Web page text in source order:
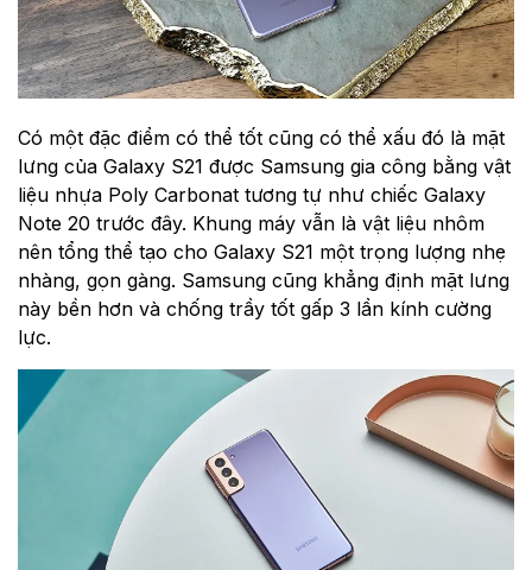
Có một đặc điểm có thể tốt cũng có thể xấu đó là mặt
lưng của Galaxy S21 được Samsung gia công bằng vật
liệu nhựa Poly Carbonat tương tự như chiếc Galaxy
Note 20 trước đây. Khung máy vẫn là vật liệu nhôm
nên tổng thể tạo cho Galaxy S21 một trọng lượng nhẹ
nhàng, gọn gàng. Samsung cũng khẳng định mặt lưng
này bền hơn và chống trầy tốt gấp 3 lần kính cường
lực.